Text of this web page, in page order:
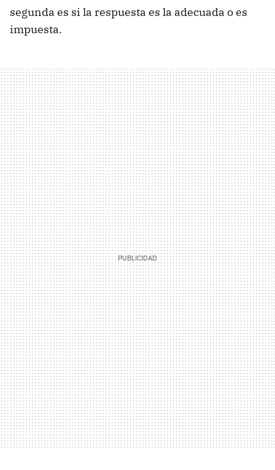
segunda es si la respuesta es la adecuada o es
impuesta.